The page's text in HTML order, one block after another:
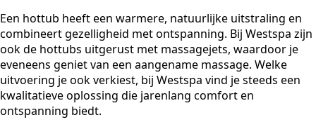
Een hottub heeft een warmere, natuurlijke uitstraling en
combineert gezelligheid met ontspanning. Bij Westspa zijn
ook de hottubs uitgerust met massagejets, waardoor je
eveneens geniet van een aangename massage. Welke
uitvoering je ook verkiest, bij Westspa vind je steeds een
kwalitatieve oplossing die jarenlang comfort en
ontspanning biedt.